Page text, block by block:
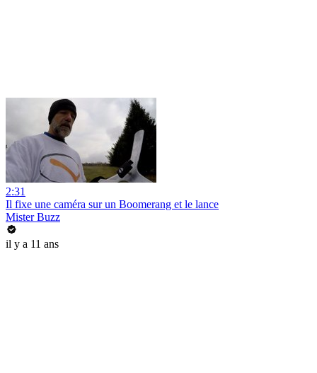
2:31
Il fixe une caméra sur un Boomerang et le lance
Mister Buzz
il y a 11 ans